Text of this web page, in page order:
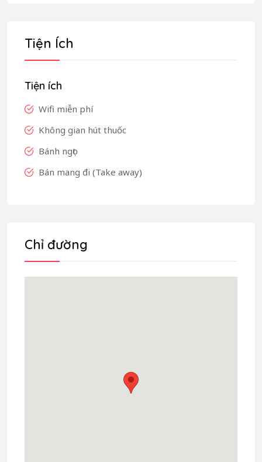
Tiện Ích
Tiện ích
Wifi miễn phí
Không gian hút thuốc
Bánh ngọt
Bán mang đi (Take away)
Chỉ đường